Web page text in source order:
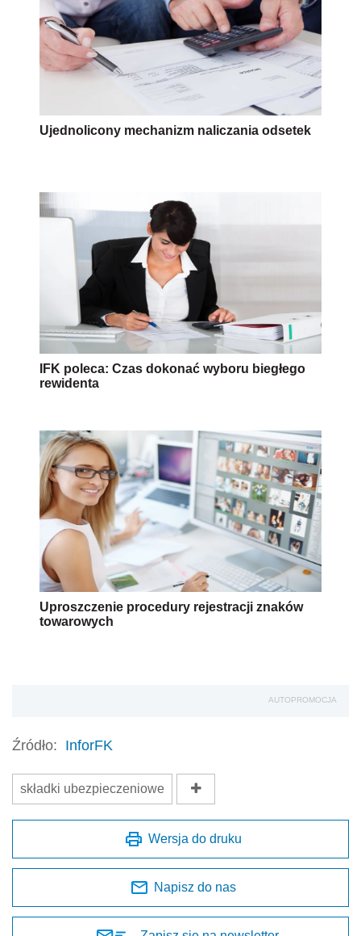
Ujednolicony mechanizm naliczania odsetek
IFK poleca: Czas dokonać wyboru biegłego
rewidenta
Uproszczenie procedury rejestracji znaków
towarowych
AUTOPROMOCJA
Źródło: InforFK
składki ubezpieczeniowe
Wersja do druku
Napisz do nas